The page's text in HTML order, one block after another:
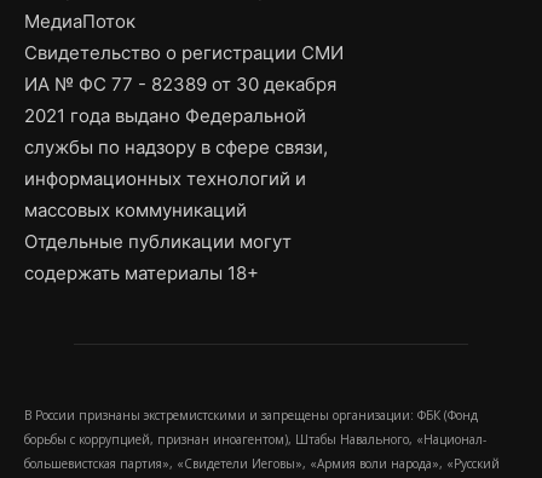
МедиаПоток
Свидетельство о регистрации СМИ
ИА № ФС 77 - 82389 от 30 декабря
2021 года выдано Федеральной
службы по надзору в сфере связи,
информационных технологий и
массовых коммуникаций
Отдельные публикации могут
содержать материалы 18+
В России признаны экстремистскими и запрещены организации: ФБК (Фонд
борьбы с коррупцией, признан иноагентом), Штабы Навального, «Национал-
большевистская партия», «Свидетели Иеговы», «Армия воли народа», «Русский